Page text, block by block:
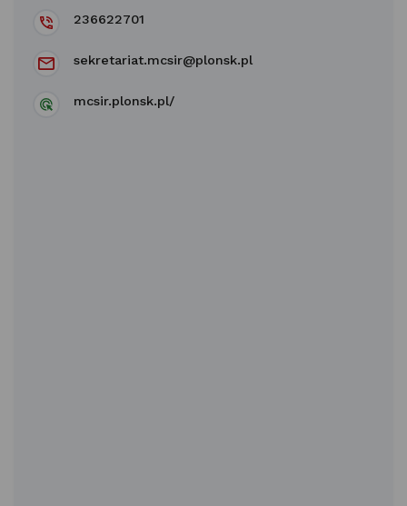
236622701
sekretariat.mcsir@plonsk.pl
mcsir.plonsk.pl/